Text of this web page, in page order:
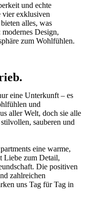
und echte
vier exklusiven
alles, was
Design,
zum Wohlfühlen.
eine Unterkunft – es
und
aller Welt, doch sie alle
sauberen und
eine warme,
Liebe zum Detail,
Die positiven
zahlreichen
uns Tag für Tag in